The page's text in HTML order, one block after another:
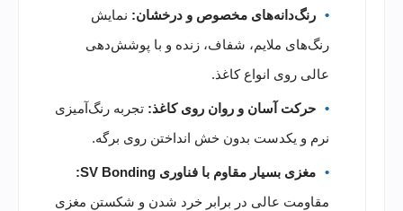
رنگ‌دانه‌های مخصوص و درخشان: نمایش
رنگ‌های ملایم، شفاف، زنده و با پوشش‌دهی
عالی روی انواع کاغذ.
حرکت آسان و روان روی کاغذ: تجربه رنگ‌آمیزی
نرم و یکدست بدون خش انداختن روی برگه.
مغزی بسیار مقاوم با فناوری SV Bonding:
مقاومت عالی در برابر خرد شدن و شکستن مغزی